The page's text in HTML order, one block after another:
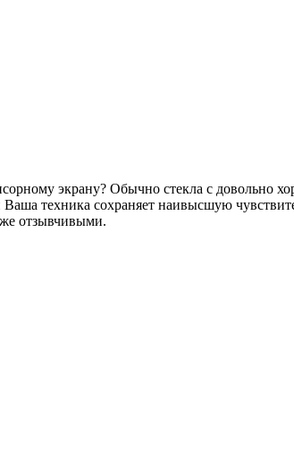
экрану? Обычно стекла с
техника сохраняет наивысшую
отзывчивыми.